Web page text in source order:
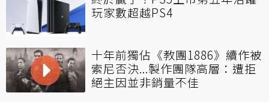
玩家數超越PS4
十年前獨佔《教團1886》續作被
索尼否決...製作團隊高層：遭拒
絕主因並非銷量不佳